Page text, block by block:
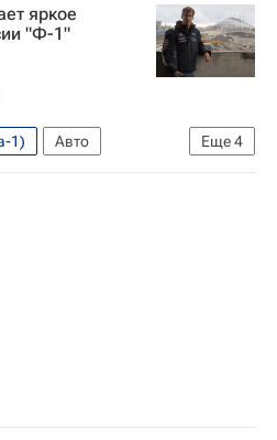
пакет
яркое
"Ф-1"
Еще4
1)
Авто